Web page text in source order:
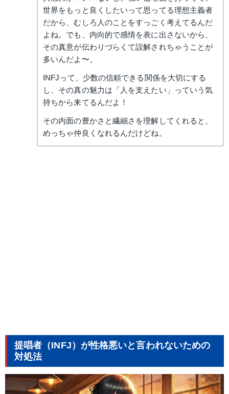
世界をもっと良くしたいって思ってる理想主義者
だから、むしろ人のことをすっごく考えてるんだ
よね。でも、内向的で感情を表に出さないから、
その真意が伝わりづらくて誤解されちゃうことが
多いんだよ〜。
INFJって、少数の信頼できる関係を大切にする
し、その真の魅力は「人を支えたい」っていう気
持ちから来てるんだよ！
その内面の豊かさと繊細さを理解してくれると、
めっちゃ仲良くなれるんだけどね。
提唱者（INFJ）が性格悪いと言われないための
対処法